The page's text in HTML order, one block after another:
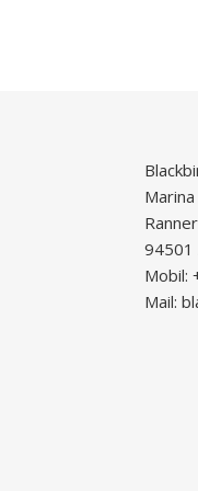
94501
Mobil:
Mail: